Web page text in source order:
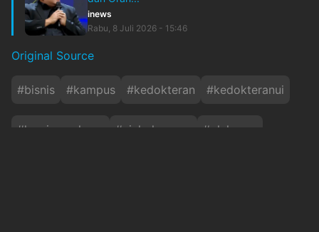
inews
Rabu, 8 Juli 2026 - 15:46
Original Source
#bisnis #kampus #kedokteran #kedokteranui
#kewirausahaan # nicholassean # olahraga